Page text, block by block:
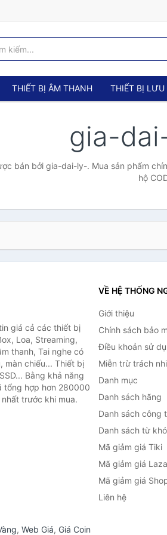
THIẾT BỊ ÂM THANH THIẾT BỊ LƯU
gia-
bán bởi gia-dai-ly-. Mua sản phẩm
hộ
giá cả các thiết bị
Loa, Streaming,
thanh, Tai nghe có
màn chiếu... Thiết bị
Bằng khả năng
tổng hợp hơn 280000
trước khi mua.
VỀ HỆ THỐNG
Giới thiệu
Chính sách bảo
Điều khoản sử
Miễn trừ trách
Danh mục
Danh sách hãng
Danh sách công
Danh sách từ
Mã giảm giá Tiki
Mã giảm giá
Mã giảm giá
Liên hệ
, Web Giá, Giá Coin